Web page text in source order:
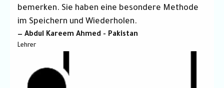
Faseelh....
— Adel El-Tahamy Mahmoud
Einer der Helden von Faseelh